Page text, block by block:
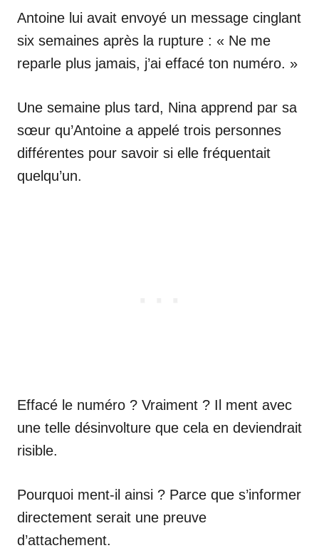
Antoine lui avait envoyé un message cinglant
six semaines après la rupture : « Ne me
reparle plus jamais, j’ai effacé ton numéro. »
Une semaine plus tard, Nina apprend par sa
sœur qu’Antoine a appelé trois personnes
différentes pour savoir si elle fréquentait
quelqu’un.
Effacé le numéro ? Vraiment ? Il ment avec
une telle désinvolture que cela en deviendrait
risible.
Pourquoi ment-il ainsi ? Parce que s’informer
directement serait une preuve
d’attachement.